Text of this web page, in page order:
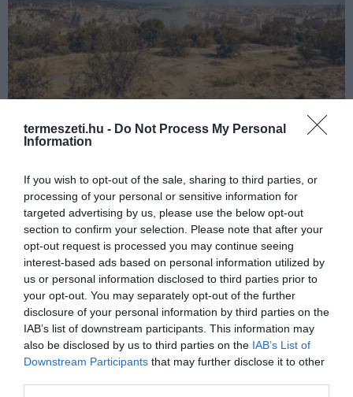
termeszeti.hu - Do Not Process My Personal
Information
If you wish to opt-out of the sale, sharing to third parties, or
processing of your personal or sensitive information for
targeted advertising by us, please use the below opt-out
section to confirm your selection. Please note that after your
opt-out request is processed you may continue seeing
interest-based ads based on personal information utilized by
us or personal information disclosed to third parties prior to
your opt-out. You may separately opt-out of the further
disclosure of your personal information by third parties on the
IAB’s list of downstream participants. This information may
also be disclosed by us to third parties on the IAB’s List of
Downstream Participants that may further disclose it to other
ÁLLAT
FEDŐ, ÉS MI TÖRTÉNIK ALATTA A TERMÉSZETTEL?
2026-08-03